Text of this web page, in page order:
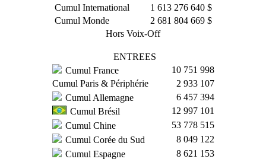
Cumul International
1 613 276 640 $
Cumul Monde
2 681 804 669 $
Hors Voix-Off
ENTREES
Cumul France
10 751 998
Cumul Paris & Périphérie
2 933 107
Cumul Allemagne
6 457 394
Cumul Brésil
12 997 101
Cumul Chine
53 778 515
Cumul Corée du Sud
8 049 122
Cumul Espagne
8 621 153